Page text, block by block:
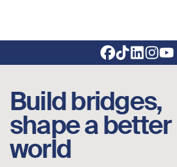
Footer social links
Build bridges,
shape a better
world